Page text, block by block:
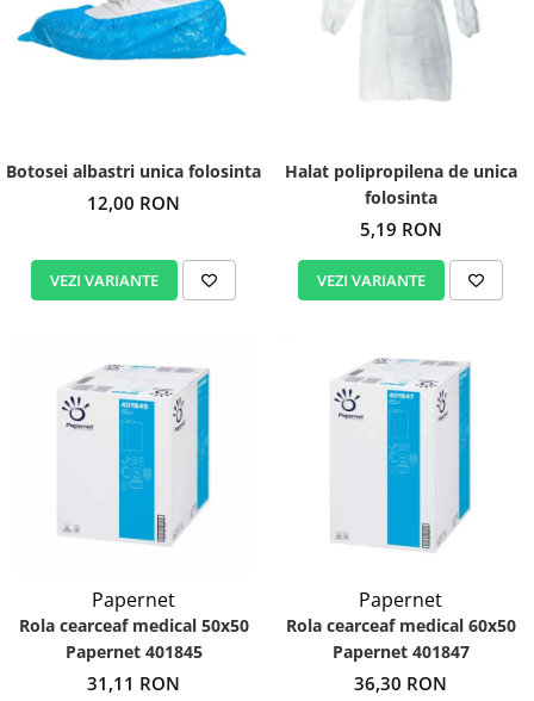
Botosei albastri unica folosinta
12,00 RON
VEZI VARIANTE
Halat polipropilena de unica
folosinta
5,19 RON
VEZI VARIANTE
Papernet
Rola cearceaf medical 50x50
Papernet 401845
31,11 RON
Papernet
Rola cearceaf medical 60x50
Papernet 401847
36,30 RON